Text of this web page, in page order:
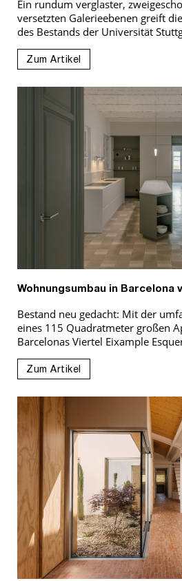
Ein rundum verglaster,
versetzten Galerieebenen greift
des Bestands der Universität
Zum Artikel
Wohnungsumbau in Barcelona
Bestand neu gedacht: Mit der
eines 115 Quadratmeter großen
Barcelonas Viertel Eixample
Zum Artikel